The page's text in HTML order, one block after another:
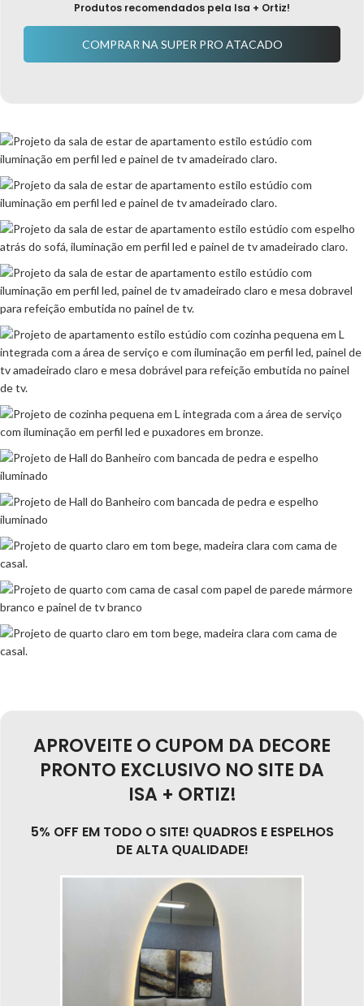
Produtos recomendados pela Isa + Ortiz!
COMPRAR NA SUPER PRO ATACADO
APROVEITE O CUPOM DA DECORE
PRONTO EXCLUSIVO NO SITE DA
ISA + ORTIZ!
5% OFF EM TODO O SITE! QUADROS E ESPELHOS
DE ALTA QUALIDADE!